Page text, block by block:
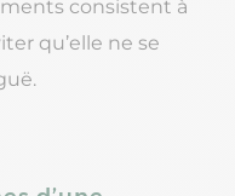
consistent à
qu’elle ne se